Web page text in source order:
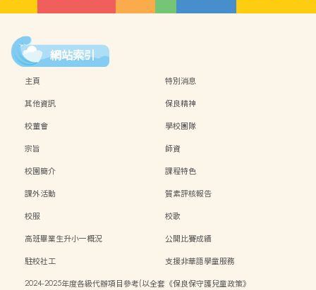
網站索引
主頁
特別消息
其他資訊
保良精神
校董會
學校團隊
宗旨
師資
校園簡介
課程特色
課外活動
質素評核報告
校服
校歌
高班畢業生升小一概況
公開比賽成績
駐校社工
支援非華語學童服務
2024-2025年度各級代辦項目參考(以全套 《保良保守護兒童政策》